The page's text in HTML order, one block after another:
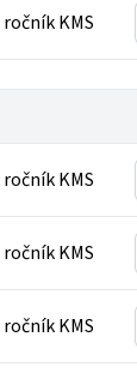
ročník KMS
KMS
ročník KMS
ročník KMS